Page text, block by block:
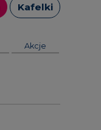
Kafelki
Akcje